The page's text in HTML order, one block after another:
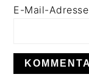
E-Mail-Adresse